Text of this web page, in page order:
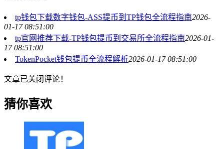
tp钱包下载数字钱包-ASS提币到TP钱包全流程指南2026-
01-17 08:51:00
tp官网推荐下载-TP钱包提币到交易所全流程指南2026-01-
17 08:51:00
TokenPocket钱包提币全流程解析2026-01-17 08:51:00
文章已关闭评论！
猜你喜欢